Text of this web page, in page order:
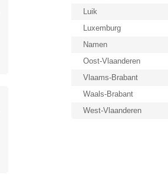
Luik
Luxemburg
Namen
Oost-Vlaanderen
Vlaams-Brabant
Waals-Brabant
West-Vlaanderen